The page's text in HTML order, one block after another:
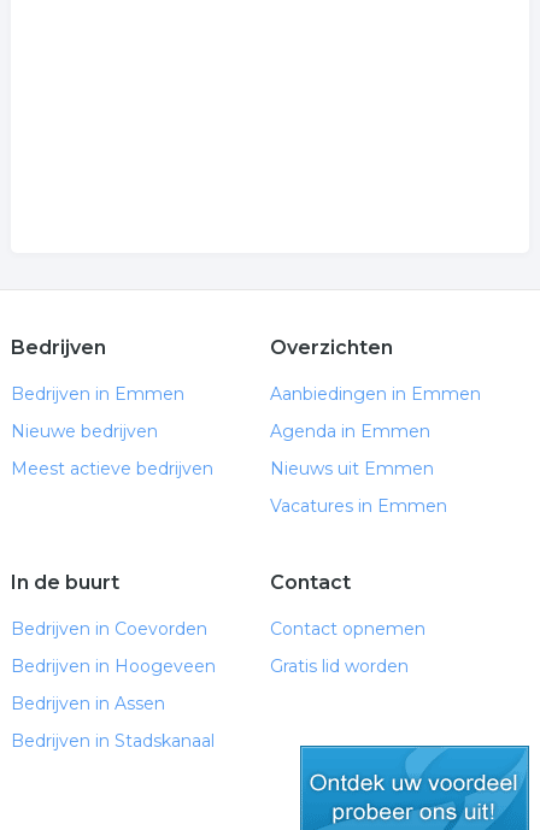
Bedrijven
Bedrijven in Emmen
Nieuwe bedrijven
Meest actieve bedrijven
Overzichten
Aanbiedingen in Emmen
Agenda in Emmen
Nieuws uit Emmen
Vacatures in Emmen
In de buurt
Bedrijven in Coevorden
Bedrijven in Hoogeveen
Bedrijven in Assen
Bedrijven in Stadskanaal
Contact
Contact opnemen
Gratis lid worden